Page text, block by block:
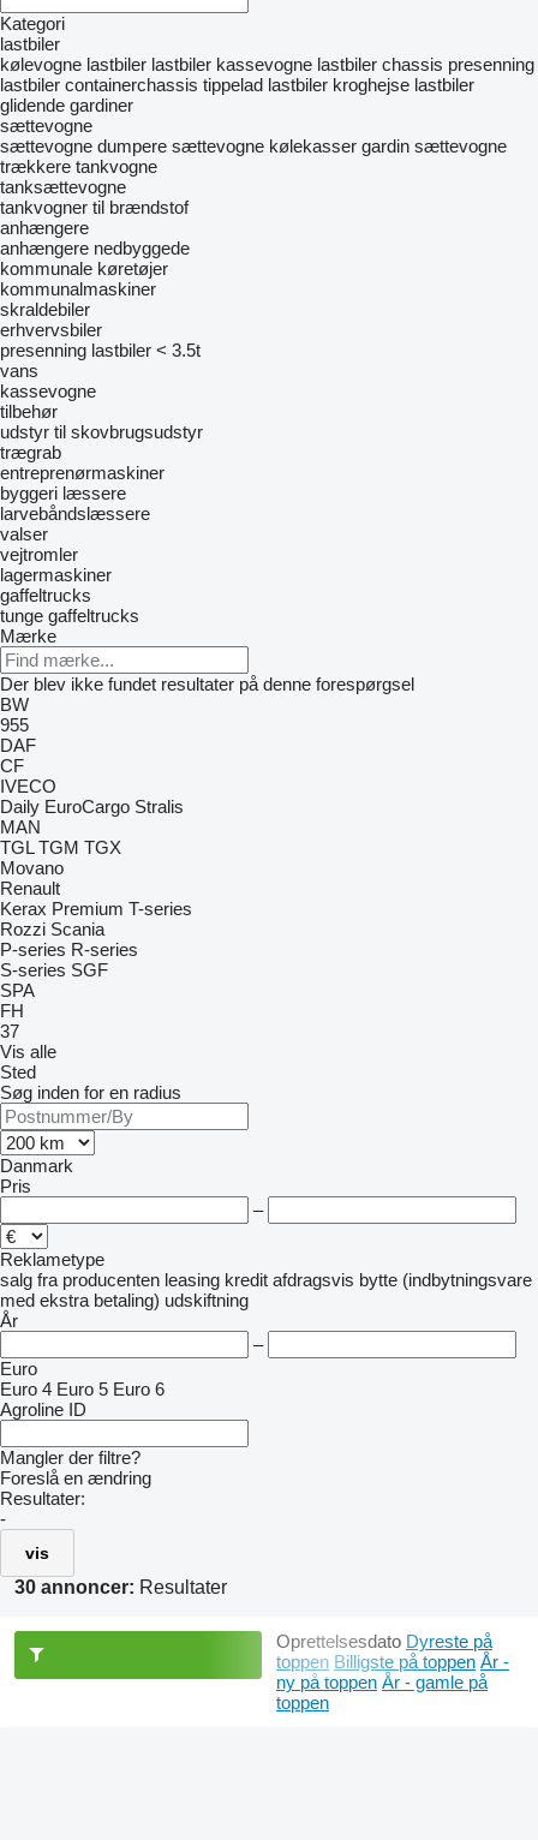
Kategori
lastbiler
kølevogne lastbiler lastbiler kassevogne lastbiler chassis presenning
lastbiler containerchassis tippelad lastbiler kroghejse lastbiler
glidende gardiner
sættevogne
sættevogne dumpere sættevogne kølekasser gardin sættevogne
trækkere tankvogne
tanksættevogne
tankvogner til brændstof
anhængere
anhængere nedbyggede
kommunale køretøjer
kommunalmaskiner
skraldebiler
erhvervsbiler
presenning lastbiler < 3.5t
vans
kassevogne
tilbehør
udstyr til skovbrugsudstyr
trægrab
entreprenørmaskiner
byggeri læssere
larvebåndslæssere
valser
vejtromler
lagermaskiner
gaffeltrucks
tunge gaffeltrucks
Mærke
Der blev ikke fundet resultater på denne forespørgsel
BW
955
DAF
CF
IVECO
Daily EuroCargo Stralis
MAN
TGL TGM TGX
Movano
Renault
Kerax Premium T-series
Rozzi Scania
P-series R-series
S-series SGF
SPA
FH
37
Vis alle
Sted
Søg inden for en radius
Danmark
Pris
–
Reklametype
salg fra producenten leasing kredit afdragsvis bytte (indbytningsvare
med ekstra betaling) udskiftning
År
–
Euro
Euro 4 Euro 5 Euro 6
Agroline ID
Mangler der filtre?
Foreslå en ændring
Resultater:
-
vis
30 annoncer: Resultater
Oprettelsesdato Dyreste på
toppen Billigste på toppen År -
ny på toppen År - gamle på
toppen